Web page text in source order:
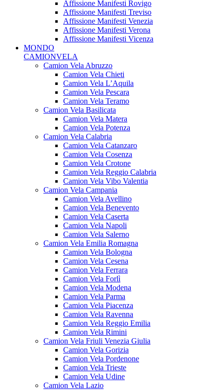
Affissione Manifesti Rovigo
Affissione Manifesti Treviso
Affissione Manifesti Venezia
Affissione Manifesti Verona
Affissione Manifesti Vicenza
MONDO
CAMIONVELA
Camion Vela Abruzzo
Camion Vela Chieti
Camion Vela L’Aquila
Camion Vela Pescara
Camion Vela Teramo
Camion Vela Basilicata
Camion Vela Matera
Camion Vela Potenza
Camion Vela Calabria
Camion Vela Catanzaro
Camion Vela Cosenza
Camion Vela Crotone
Camion Vela Reggio Calabria
Camion Vela Vibo Valentia
Camion Vela Campania
Camion Vela Avellino
Camion Vela Benevento
Camion Vela Caserta
Camion Vela Napoli
Camion Vela Salerno
Camion Vela Emilia Romagna
Camion Vela Bologna
Camion Vela Cesena
Camion Vela Ferrara
Camion Vela Forlì
Camion Vela Modena
Camion Vela Parma
Camion Vela Piacenza
Camion Vela Ravenna
Camion Vela Reggio Emilia
Camion Vela Rimini
Camion Vela Friuli Venezia Giulia
Camion Vela Gorizia
Camion Vela Pordenone
Camion Vela Trieste
Camion Vela Udine
Camion Vela Lazio